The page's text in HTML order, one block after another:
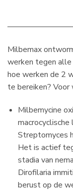
Milbemax
werken tegen
hoe werken de 2
te bereiken?
Milbemycine
Streptomyces
Het is actief
stadia van
Dirofilaria
berust op de